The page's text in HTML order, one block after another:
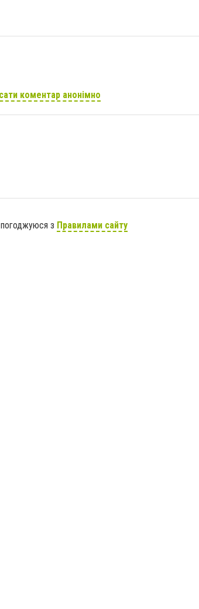
коментар анонімно
з Правилами сайту